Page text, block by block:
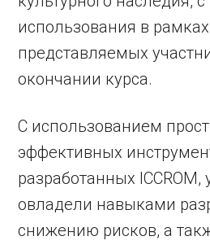
использования в
представляемых
окончании курса.
С использованием
эффективных
разработанных ICCROM,
овладели навыками
снижению рисков, а